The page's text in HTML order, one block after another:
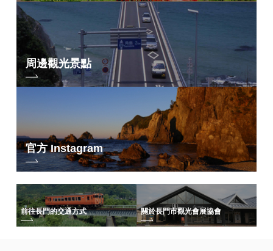
周邊觀光景點
官方 Instagram
前往長門的交通方式 關於長門市觀光會展協會